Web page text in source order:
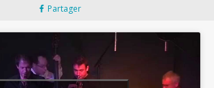
Partager